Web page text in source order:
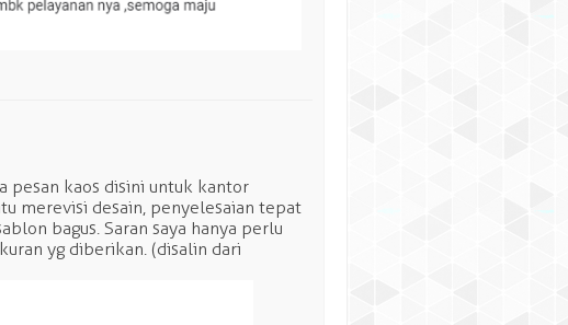
pesan kaos disini untuk kantor
merevisi desain, penyelesaian tepat
bagus. Saran saya hanya perlu
yg diberikan. (disalin dari